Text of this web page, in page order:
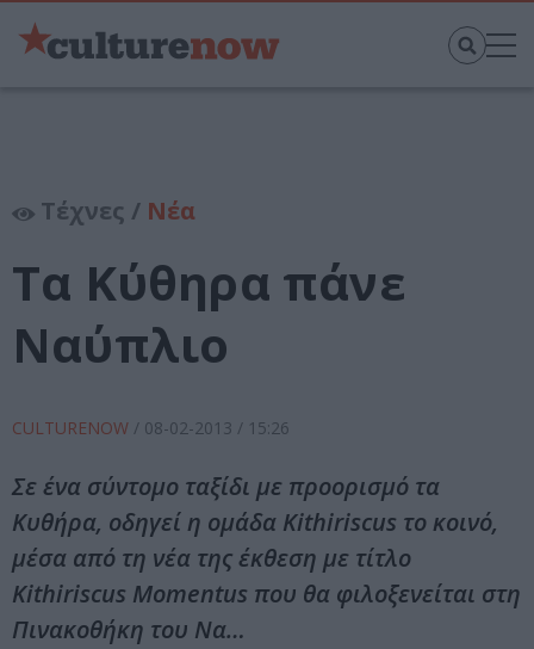
Τέχνες / Νέα
Τα Κύθηρα πάνε
Ναύπλιο
CULTURENOW / 08-02-2013 / 15:26
Σε ένα σύντομο ταξίδι με προορισμό τα
Κυθήρα, οδηγεί η ομάδα Kithiriscus το κοινό,
μέσα από τη νέα της έκθεση με τίτλο
Kithiriscus Momentus που θα φιλοξενείται στη
Πινακοθήκη του Να…